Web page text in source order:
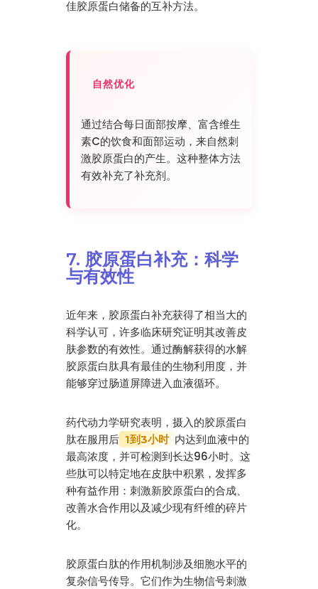
佳胶原蛋白储备的互补方法。
自然优化
通过结合每日面部按摩、富含维生
素C的饮食和面部运动，来自然刺
激胶原蛋白的产生。这种整体方法
有效补充了补充剂。
7. 胶原蛋白补充：科学
与有效性
近年来，胶原蛋白补充获得了相当大的
科学认可，许多临床研究证明其改善皮
肤参数的有效性。通过酶解获得的水解
胶原蛋白肽具有最佳的生物利用度，并
能够穿过肠道屏障进入血液循环。
药代动力学研究表明，摄入的胶原蛋白
肽在服用后 1到3小时 内达到血液中的
最高浓度，并可检测到长达96小时。这
些肽可以特定地在皮肤中积累，发挥多
种有益作用：刺激新胶原蛋白的合成、
改善水合作用以及减少现有纤维的碎片
化。
胶原蛋白肽的作用机制涉及细胞水平的
复杂信号传导。它们作为生物信号刺激